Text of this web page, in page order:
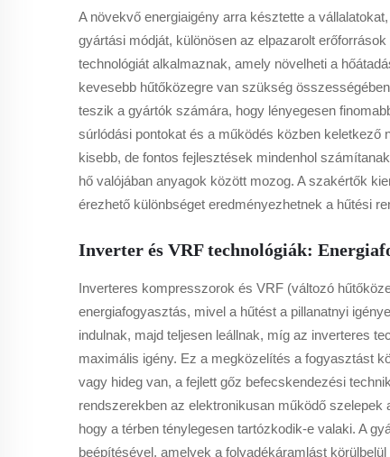
A növekvő energiaigény arra késztette a
gyártási módját, különösen az elpazarolt
technológiát alkalmaznak, amely növelheti a
kevesebb hűtőközegre van szükség
teszik a gyártók számára, hogy lényegesen
súrlódási pontokat és a működés közben
kisebb, de fontos fejlesztések mindenhol
hő valójában anyagok között mozog. A szakértők
érezhető különbséget eredményezhetnek a hűtési
Inverter és VRF technológiák:
Inverteres kompresszorok és VRF (változó
energiafogyasztás, mivel a hűtést a pillanatnyi
indulnak, majd teljesen leállnak, míg az inverteres
maximális igény. Ez a megközelítés a fogyasztást
vagy hideg van, a fejlett gőz befecskendezési
rendszerekben az elektronikusan működő
hogy a térben ténylegesen tartózkodik-e valaki. A
beépítésével, amelyek a folyadékáramlást